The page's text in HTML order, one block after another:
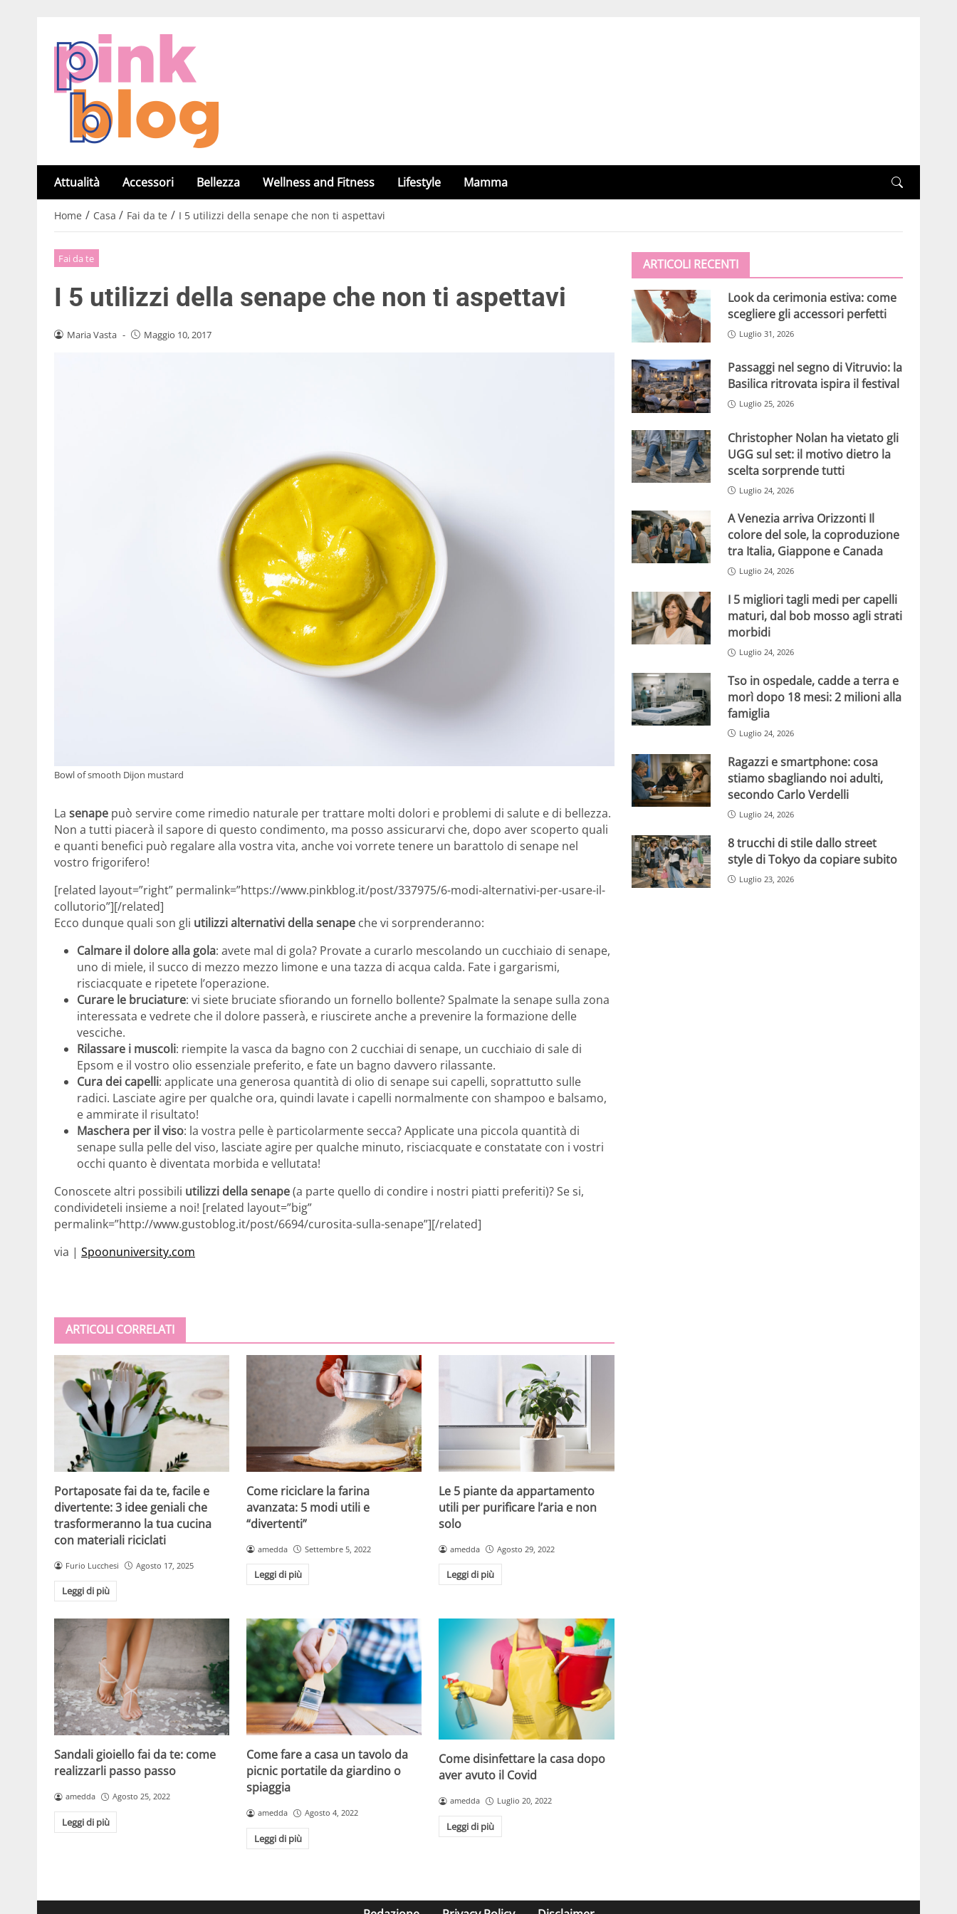
Attualità Accessori Bellezza Wellness and Fitness Lifestyle Mamma
Home / Casa / Fai da te / I 5 utilizzi della senape che non ti aspettavi
Fai da te
I 5 utilizzi della senape che non ti aspettavi
Maria Vasta - Maggio 10, 2017
Bowl of smooth Dijon mustard
La senape può servire come rimedio naturale per trattare molti dolori e problemi di salute e di bellezza.
Non a tutti piacerà il sapore di questo condimento, ma posso assicurarvi che, dopo aver scoperto quali
e quanti benefici può regalare alla vostra vita, anche voi vorrete tenere un barattolo di senape nel
vostro frigorifero!
[related layout=”right” permalink=”https://www.pinkblog.it/post/337975/6-modi-alternativi-per-usare-il-
collutorio”][/related]
Ecco dunque quali son gli utilizzi alternativi della senape che vi sorprenderanno:
Calmare il dolore alla gola: avete mal di gola? Provate a curarlo mescolando un cucchiaio di senape,
uno di miele, il succo di mezzo mezzo limone e una tazza di acqua calda. Fate i gargarismi,
risciacquate e ripetete l’operazione.
Curare le bruciature: vi siete bruciate sfiorando un fornello bollente? Spalmate la senape sulla zona
interessata e vedrete che il dolore passerà, e riuscirete anche a prevenire la formazione delle
vesciche.
Rilassare i muscoli: riempite la vasca da bagno con 2 cucchiai di senape, un cucchiaio di sale di
Epsom e il vostro olio essenziale preferito, e fate un bagno davvero rilassante.
Cura dei capelli: applicate una generosa quantità di olio di senape sui capelli, soprattutto sulle
radici. Lasciate agire per qualche ora, quindi lavate i capelli normalmente con shampoo e balsamo,
e ammirate il risultato!
Maschera per il viso: la vostra pelle è particolarmente secca? Applicate una piccola quantità di
senape sulla pelle del viso, lasciate agire per qualche minuto, risciacquate e constatate con i vostri
occhi quanto è diventata morbida e vellutata!
Conoscete altri possibili utilizzi della senape(a parte quello di condire i nostri piatti preferiti)? Se si,
condivideteli insieme a noi! [related layout=”big”
permalink=”http://www.gustoblog.it/post/6694/curosita-sulla-senape”][/related]
via | Spoonuniversity.com
ARTICOLI CORRELATI
Portaposate fai da te, facile e
divertente: 3 idee geniali che
trasformeranno la tua cucina
con materiali riciclati
Furio Lucchesi Agosto 17, 2025
Leggi di più
Come riciclare la farina
avanzata: 5 modi utili e
“divertenti”
amedda Settembre 5, 2022
Leggi di più
Le 5 piante da appartamento
utili per purificare l’aria e non
solo
amedda Agosto 29, 2022
Leggi di più
Sandali gioiello fai da te: come
realizzarli passo passo
amedda Agosto 25, 2022
Leggi di più
Come fare a casa un tavolo da
picnic portatile da giardino o
spiaggia
amedda Agosto 4, 2022
Leggi di più
Come disinfettare la casa dopo
aver avuto il Covid
amedda Luglio 20, 2022
Leggi di più
ARTICOLI RECENTI
Look da cerimonia estiva: come
scegliere gli accessori perfetti
Luglio 31, 2026
Passaggi nel segno di Vitruvio: la
Basilica ritrovata ispira il festival
Luglio 25, 2026
Christopher Nolan ha vietato gli
UGG sul set: il motivo dietro la
scelta sorprende tutti
Luglio 24, 2026
A Venezia arriva Orizzonti Il
colore del sole, la coproduzione
tra Italia, Giappone e Canada
Luglio 24, 2026
I 5 migliori tagli medi per capelli
maturi, dal bob mosso agli strati
morbidi
Luglio 24, 2026
Tso in ospedale, cadde a terra e
morì dopo 18 mesi: 2 milioni alla
famiglia
Luglio 24, 2026
Ragazzi e smartphone: cosa
stiamo sbagliando noi adulti,
secondo Carlo Verdelli
Luglio 24, 2026
8 trucchi di stile dallo street
style di Tokyo da copiare subito
Luglio 23, 2026